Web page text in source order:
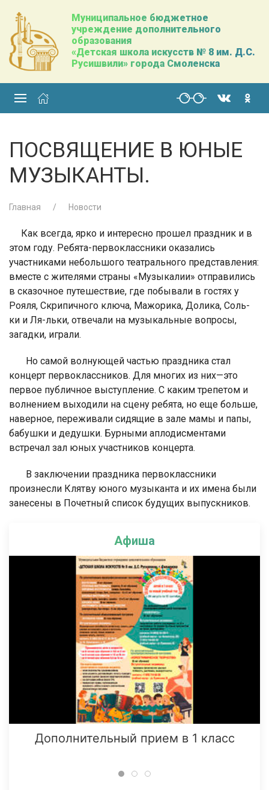
Муниципальное бюджетное
учреждение дополнительного
образования
«Детская школа искусств № 8 им. Д.С.
Русишвили» города Смоленска
Афиша
Дополнительный прием в 1 класс
ПОСВЯЩЕНИЕ В ЮНЫЕ
МУЗЫКАНТЫ.
Главная Новости
Как всегда, ярко и интересно прошел праздник и в
этом году. Ребята-первоклассники оказались
участниками небольшого театрального представления:
вместе с жителями страны «Музыкалии» отправились
в сказочное путешествие, где побывали в гостях у
Рояля, Скрипичного ключа, Мажорика, Долика, Соль-
ки и Ля-льки, отвечали на музыкальные вопросы,
загадки, играли.
Но самой волнующей частью праздника стал
концерт первоклассников. Для многих из них—это
первое публичное выступление. С каким трепетом и
волнением выходили на сцену ребята, но еще больше,
наверное, переживали сидящие в зале мамы и папы,
бабушки и дедушки. Бурными аплодисментами
встречал зал юных участников концерта.
В заключении праздника первоклассники
произнесли Клятву юного музыканта и их имена были
занесены в Почетный список будущих выпускников.